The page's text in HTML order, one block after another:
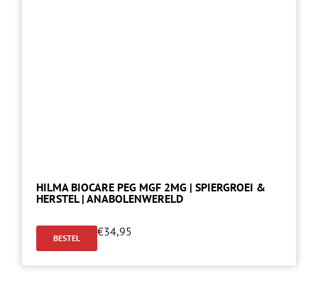
HILMA BIOCARE PEG MGF 2MG | SPIERGROEI &
HERSTEL | ANABOLENWERELD
BESTEL €34,95